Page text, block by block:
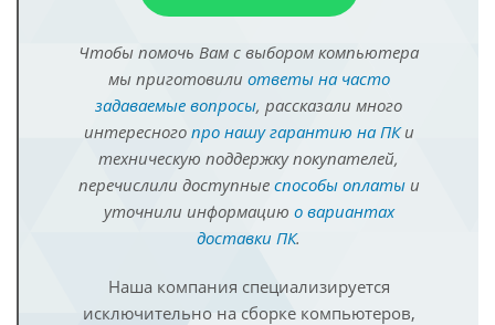
Чтобы помочь Вам с выбором компьютера
мы приготовили ответы на часто
задаваемые вопросы, рассказали много
интересного про нашу гарантию на ПКи
техническую поддержку покупателей,
перечислили доступные способы оплатыи
уточнили информацию о вариантах
доставки ПК.
Наша компания специализируется
исключительно на сборке компьютеров,